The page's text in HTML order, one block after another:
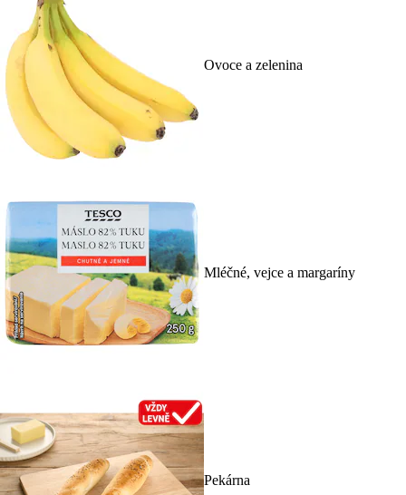
Ovoce a zelenina
Mléčné, vejce a margaríny
Pekárna